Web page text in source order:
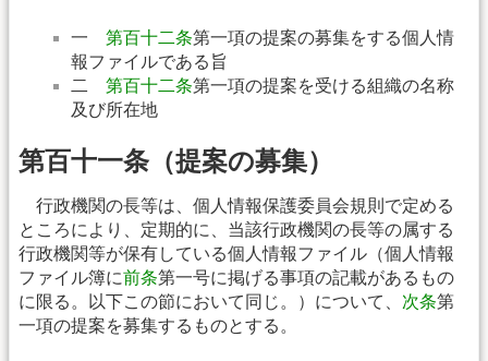
一 第百十二条第一項の提案の募集をする個人情
報ファイルである旨
二 第百十二条第一項の提案を受ける組織の名称
及び所在地
第百十一条（提案の募集）
行政機関の長等は、個人情報保護委員会規則で定める
ところにより、定期的に、当該行政機関の長等の属する
行政機関等が保有している個人情報ファイル（個人情報
ファイル簿に前条第一号に掲げる事項の記載があるもの
に限る。以下この節において同じ。）について、 次条第
一項の提案を募集するものとする。